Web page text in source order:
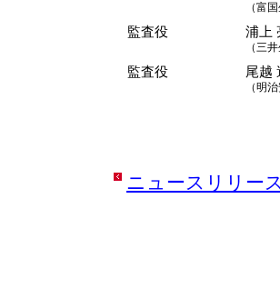
（富
監査役 浦上
（三
監査役 尾越
（明
ニュースリリー